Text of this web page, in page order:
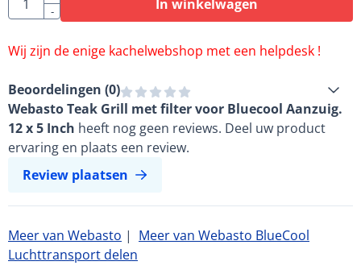
-
In winkelwagen
Wij zijn de enige kachelwebshop met een helpdesk !
Beoordelingen (0)
Webasto Teak Grill met filter voor Bluecool Aanzuig.
12 x 5 Inch heeft nog geen reviews. Deel uw product
ervaring en plaats een review.
Review plaatsen
Meer van Webasto | Meer van Webasto BlueCool
Luchttransport delen